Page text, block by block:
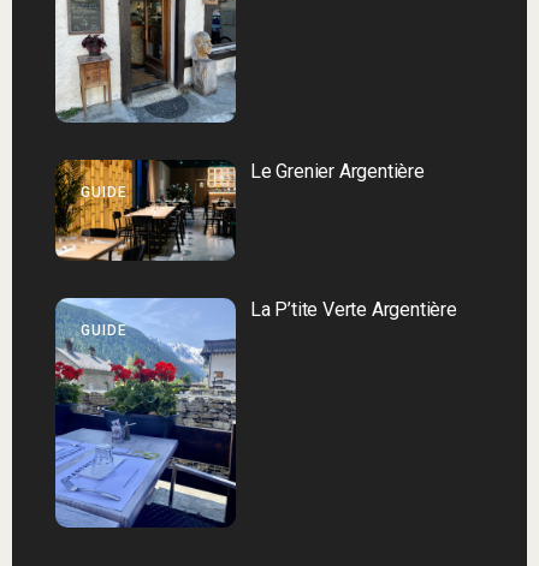
GUIDE
Le Grenier Argentière
GUIDE
La P’tite Verte Argentière